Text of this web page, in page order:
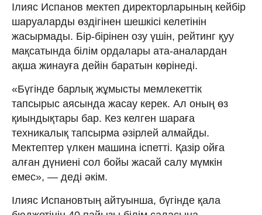
Ілияс Испанов мектеп директорларының кейбір
шаруаларды өздігінен шешкісі келетінін
жасырмады. Бір-бірінен озу үшін, рейтинг қуу
мақсатында білім ордалары ата-аналардан
ақша жинауға дейін баратын көрінеді.
«Бүгінде барлық жұмысты мемлекеттік
тапсырыс аясында жасау керек. Ал оның өз
қиындықтары бар. Кез келген шараға
техникалық тапсырма әзірлей алмайды.
Мектептер үлкен машина іспетті. Қазір ойға
алған дүниені сол бойы жасай салу мүмкін
емес», — деді әкім.
Ілияс Испановтың айтуынша, бүгінде қала